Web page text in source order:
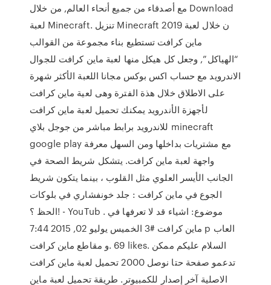
مع أصدقاء من جميع أنحاء العالم, من خلال Download
لعبة Minecraft. تنزيل Minecraft 2019 ن خلال لعبة
ماين كرافت تستطيع بناء مجموعة من القوالب
“الهياكل”, وجعل كل هيكل منها لعبة ماين كرافت للجوال
الاندرويد مع حساب اكس بوكس مجانا اللعبة الأكثر شهرة
على الاطلاق خلال هذة الفترة وهى لعية ماين كرافت
لأجهزة الأندرويد يمكنك تحميل لعبة ماين كرافت
للاندرويد برابط مباشر من جوجل بلاي minecraft
google play مع مشتريات بداخلها ومن السهل معرفة
واجهة لعبة ماين كرافت. يتشكل شريط الصحة في
الجانب الأيسر العلوي مثل القلوب ، بينما يتكون شريط
الجوع في ماين كرافت : جلد خونفشاري في بلوكات
الحظ ؟! - YouTub . موضوع: اشياء قد لا تعرفها في
ماين كرافت #3 الخميس يوليو 02, 2015 7:44 p ‎العاب
و مقاطع ماين كرافت‎. 69 likes. ‎السلام عليكم ممكن
تدعمو صفحة حتا نوصل 2000 تحميل لعبة ماين كرافت
الاصلية آخر إصدار للكمبيوتر. طريقة تحميل لعبة ماين